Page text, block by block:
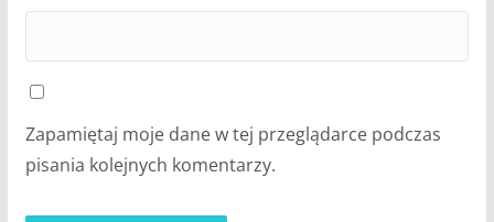
Zapamiętaj moje dane w tej przeglądarce podczas
pisania kolejnych komentarzy.